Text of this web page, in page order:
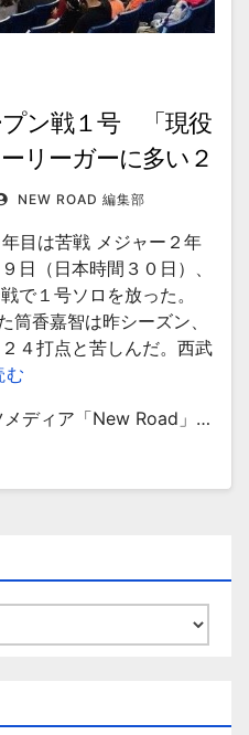
プン戦１号 「現役
リーガーに多い２
NEW ROAD 編集部
目は苦戦 メジャー２年
日（日本時間３０日）、
で１号ソロを放った。
筒香嘉智は昨シーズン、
４打点と苦しんだ。西武
む
ディア「New Road」…